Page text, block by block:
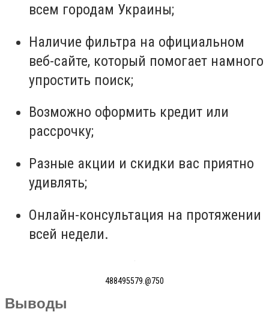
всем городам Украины;
Наличие фильтра на официальном
веб-сайте, который помогает намного
упростить поиск;
Возможно оформить кредит или
рассрочку;
Разные акции и скидки вас приятно
удивлять;
Онлайн-консультация на протяжении
всей недели.
488495579.@750
Выводы